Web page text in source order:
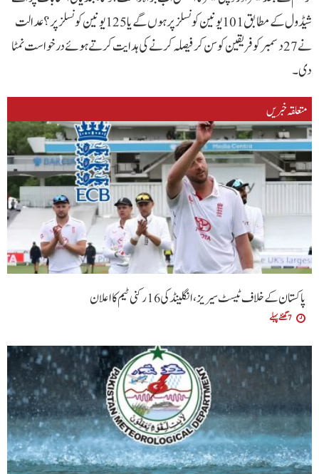
شیڈول کے مطابق 101 یونین کونسلز پر ہوں گے یا 125 یونین کونسلز پر؟ عدالت
نے 27 دسمبر کو فریقین کو سن کر فیصلہ کرنے کی ہدایت کرتے ہوئے درخواست نمٹا
دی۔
متعلقہ خبریں
پاکستان کے خلاف ٹیسٹ سیریز، انگلینڈ کی 16 رکنی ٹیم کا اعلان
7 گھنٹے پہلے